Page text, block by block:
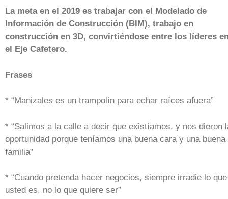
La meta en el 2019 es trabajar con el Modelado de
Información de Construcción (BIM), trabajo en
construcción en 3D, convirtiéndose entre los líderes
el Eje Cafetero.
Frases
* “Manizales es un trampolín para echar raíces afuera”
* “Salimos a la calle a decir que existíamos, y nos dieron
oportunidad porque teníamos una buena cara y una buena
familia”
* “Cuando pretenda hacer negocios, siempre irradie lo que
usted es, no lo que quiere ser”